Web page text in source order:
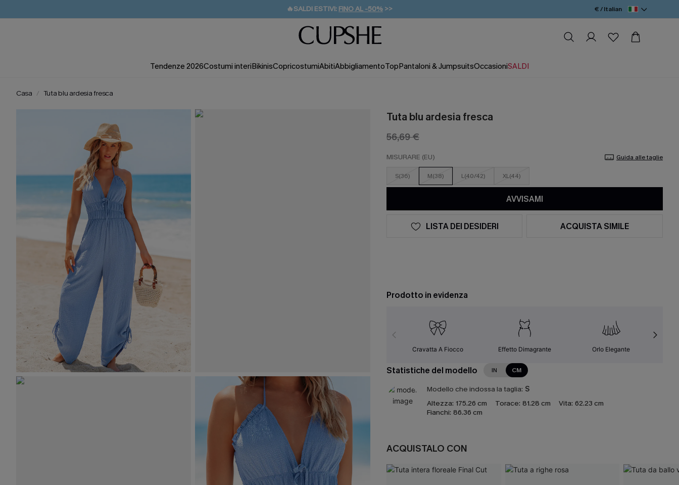
🔥SALDI ESTIVI: FINO AL -50% >>
🚚SPEDIZIONE GRATUITA DA 49€
💌REGALO PER I NUOVI: 20% DI SCONTO*
€ / Italian
Tendenze 2026Costumi interiBikinisCopricostumiAbitiAbbigliamentoTopPantaloni & JumpsuitsOccasioniSALDI
Casa Tuta blu ardesia fresca
Tuta blu ardesia fresca
56,69 €
MISURARE (EU) Guida alle taglie
S(36) M(38) L(40/42) XL(44)
AVVISAMI
LISTA DEI DESIDERI ACQUISTA SIMILE
Prodotto in evidenza
Cravatta A Fiocco Effetto Dimagrante Orlo Elegante
Statistiche del modello IN CM
Modello che indossa la taglia: S
Altezza: 175.26 cm Torace: 81.28 cm Vita: 62.23 cm
Fianchi: 86.36 cm
ACQUISTALO CON